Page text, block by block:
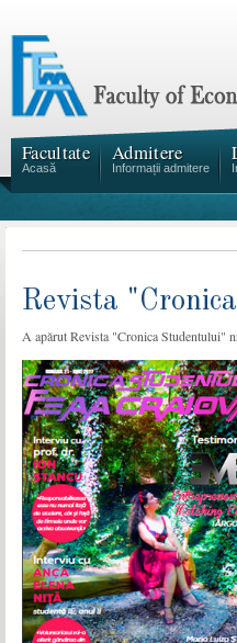
Facultate
Acasă
Admitere
Informații admitere
Revista
A apărut Revista "Cronica Studentului"